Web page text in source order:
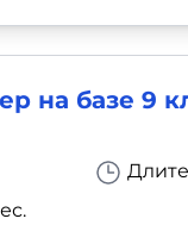
на базе 9